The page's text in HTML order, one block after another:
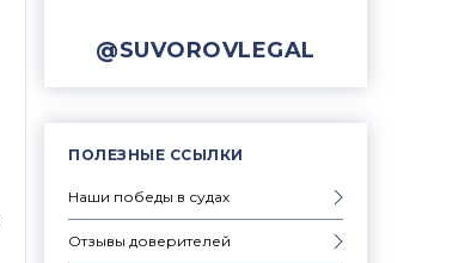
@SUVOROVLEGAL
ПОЛЕЗНЫЕ ССЫЛКИ
Наши победы в судах
Отзывы доверителей